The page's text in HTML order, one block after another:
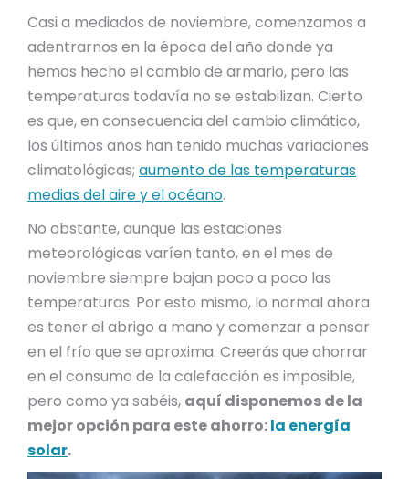
Casi a mediados de noviembre, comenzamos a
adentrarnos en la época del año donde ya
hemos hecho el cambio de armario, pero las
temperaturas todavía no se estabilizan. Cierto
es que, en consecuencia del cambio climático,
los últimos años han tenido muchas variaciones
climatológicas; aumento de las temperaturas
medias del aire y el océano.
No obstante, aunque las estaciones
meteorológicas varíen tanto, en el mes de
noviembre siempre bajan poco a poco las
temperaturas. Por esto mismo, lo normal ahora
es tener el abrigo a mano y comenzar a pensar
en el frío que se aproxima. Creerás que ahorrar
en el consumo de la calefacción es imposible,
pero como ya sabéis, aquí disponemos de la
mejor opción para este ahorro:la energía
solar.